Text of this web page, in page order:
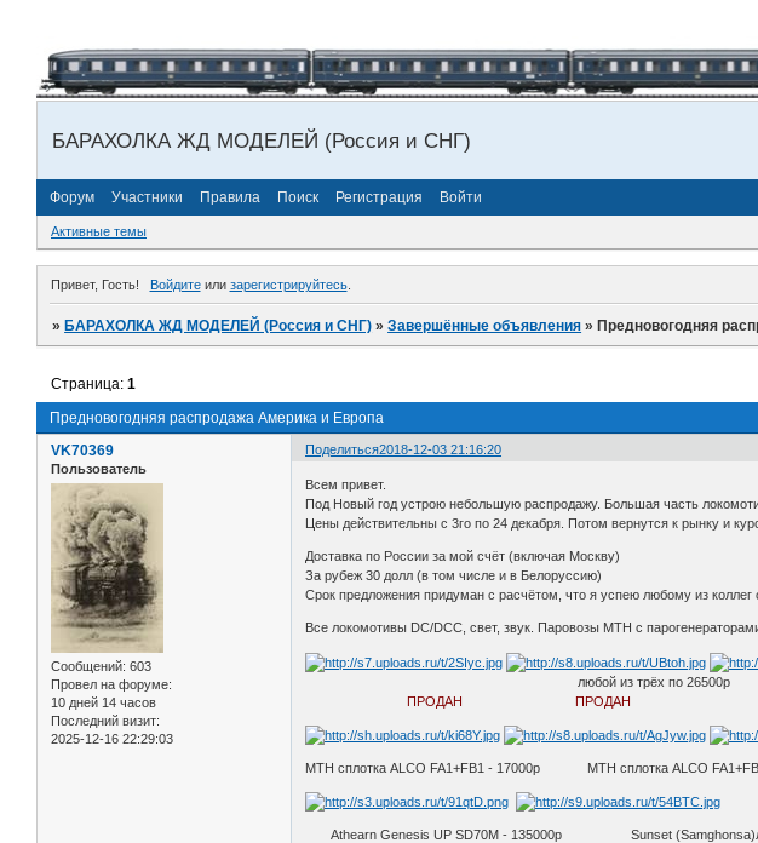
БАРАХОЛКА ЖД МОДЕЛЕЙ (Россия и СНГ)
Форум Участники Правила Поиск Регистрация Войти
Активные темы
Привет, Гость! Войдитеили зарегистрируйтесь.
»БАРАХОЛКА ЖД МОДЕЛЕЙ (Россия и СНГ) »Завершённые объявления »Предновогодняя
Предновогодняя распродажа Америка и Европа
Страница:1
Поделиться2018-12-03 21:16:20
VK70369
Пользователь
Сообщений: 603
Провел на форуме:
10 дней 14 часов
Последний визит:
2025-12-16 22:29:03
Всем привет.
Под Новый год устрою небольшую распродажу. Большая часть
Цены действительны с 3го по 24 декабря. Потом вернутся к рынку и
Доставка по России за мой счёт (включая Москву)
За рубеж 30 долл (в том числе и в Белоруссию)
Срок предложения придуман с расчётом, что я успею любому из коллег
Все локомотивы DC/DCC, свет, звук. Паровозы МТН с
любой из трёх по 26500р
ПРОДАН
ПРОДАН
МТН сплотка ALCO FA1+FB1 - 17000p МТН сплотка ALCO
Athearn Genesis UP SD70M - 135000p Sunset